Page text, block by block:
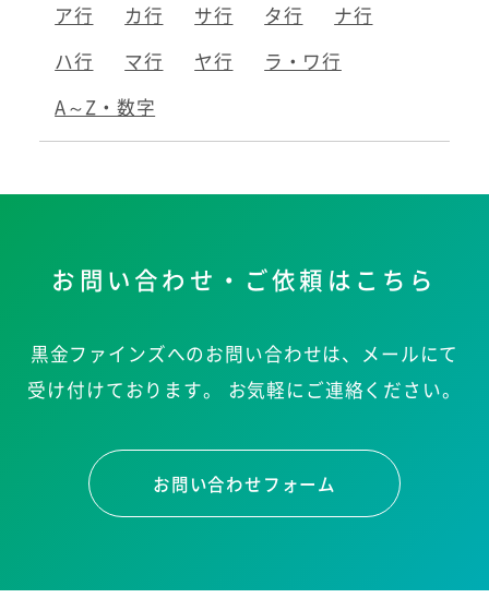
ア行 カ行 サ行 タ行
ナ行
ハ行
マ行 ヤ行
ラ・ワ行
A～Z・数字
お問い合わせ・ご依頼はこちら
黒金ファインズへのお問い合わせは、メールにて
受け付けております。
お気軽にご連絡ください。
お問い合わせフォーム